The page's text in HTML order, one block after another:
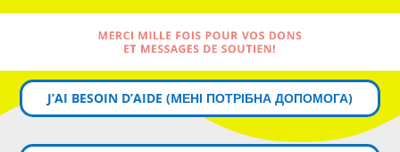
MERCI MILLE FOIS POUR VOS DONS
ET MESSAGES DE SOUTIEN!
J’AI BESOIN D’AIDE (MЕНІ ПОТРІБНА ДОПОМОГА)